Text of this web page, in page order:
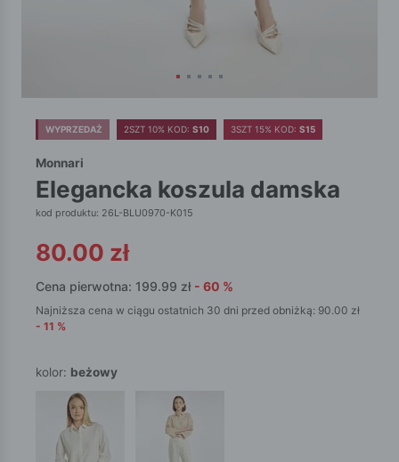
WYPRZEDAŻ 2SZT 10% KOD: S10 3SZT 15% KOD: S15
Monnari
elegancka koszula damska
kod produktu: 26L-BLU0970-K015
80.00 zł
Cena pierwotna: 199.99 zł - 60 %
Najniższa cena w ciągu ostatnich 30 dni przed obniżką: 90.00 zł
- 11 %
kolor: beżowy